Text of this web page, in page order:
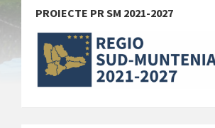
PROIECTE PR SM 2021-2027